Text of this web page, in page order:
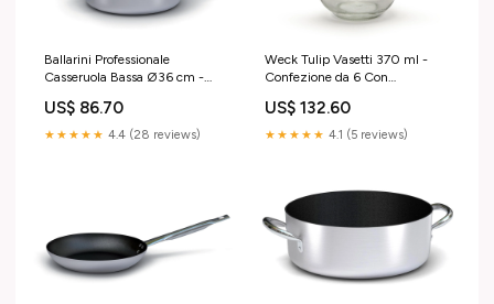
Ballarini Professionale
Casseruola Bassa Ø36 cm -
Antiaderente Kerastone Profi
DEM
US$ 86.70
★★★★★ 4.4 (28 reviews)
Weck Tulip Vasetti 370 ml -
Confezione da 6 Con
Conserve e Marmellate - Set 6
Pz Akij Ceramics Limited
US$ 132.60
★★★★★ 4.1 (5 reviews)